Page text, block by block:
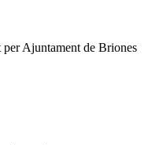
per Ajuntament de Briones